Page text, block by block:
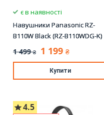
є в наявності
Навушники Panasonic RZ-
B110W Black (RZ-B110WDG-K)
1 499 ₴ 1 199 ₴
Купити
4.5